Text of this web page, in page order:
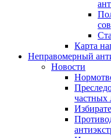
Карта
Неправомерный
Новости
частных